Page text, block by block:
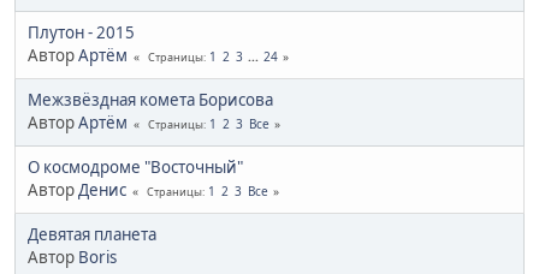
Плутон - 2015
АвторАртём Страницы 1 2 3 ... 24
Межзвёздная комета Борисова
АвторАртём Страницы 1 2 3 Все
О космодроме "Восточный"
АвторДенис Страницы 1 2 3 Все
Девятая планета
Автор Boris